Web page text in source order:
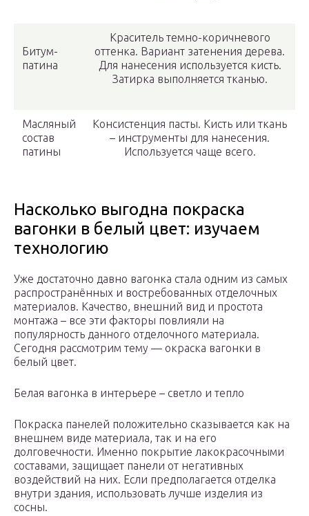
Битум-
патина
Краситель темно-коричневого
оттенка. Вариант затенения дерева.
Для нанесения используется кисть.
Затирка выполняется тканью.
Масляный
состав
патины
Консистенция пасты. Кисть или ткань
– инструменты для нанесения.
Используется чаще всего.
Насколько выгодна покраска
вагонки в белый цвет: изучаем
технологию
Уже достаточно давно вагонка стала одним из самых
распространённых и востребованных отделочных
материалов. Качество, внешний вид и простота
монтажа – все эти факторы повлияли на
популярность данного отделочного материала.
Сегодня рассмотрим тему — окраска вагонки в
белый цвет.
Белая вагонка в интерьере – светло и тепло
Покраска панелей положительно сказывается как на
внешнем виде материала, так и на его
долговечности. Именно покрытие лакокрасочными
составами, защищает панели от негативных
воздействий на них. Если предполагается отделка
внутри здания, использовать лучше изделия из
сосны.